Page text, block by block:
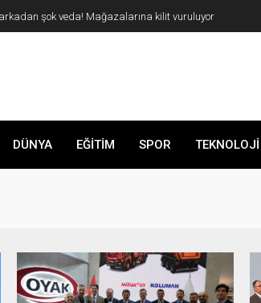
şok veda! Mağazalarına kilit vuruluyor
DÜNYA EĞİTİM SPOR TEKNOLOJİ